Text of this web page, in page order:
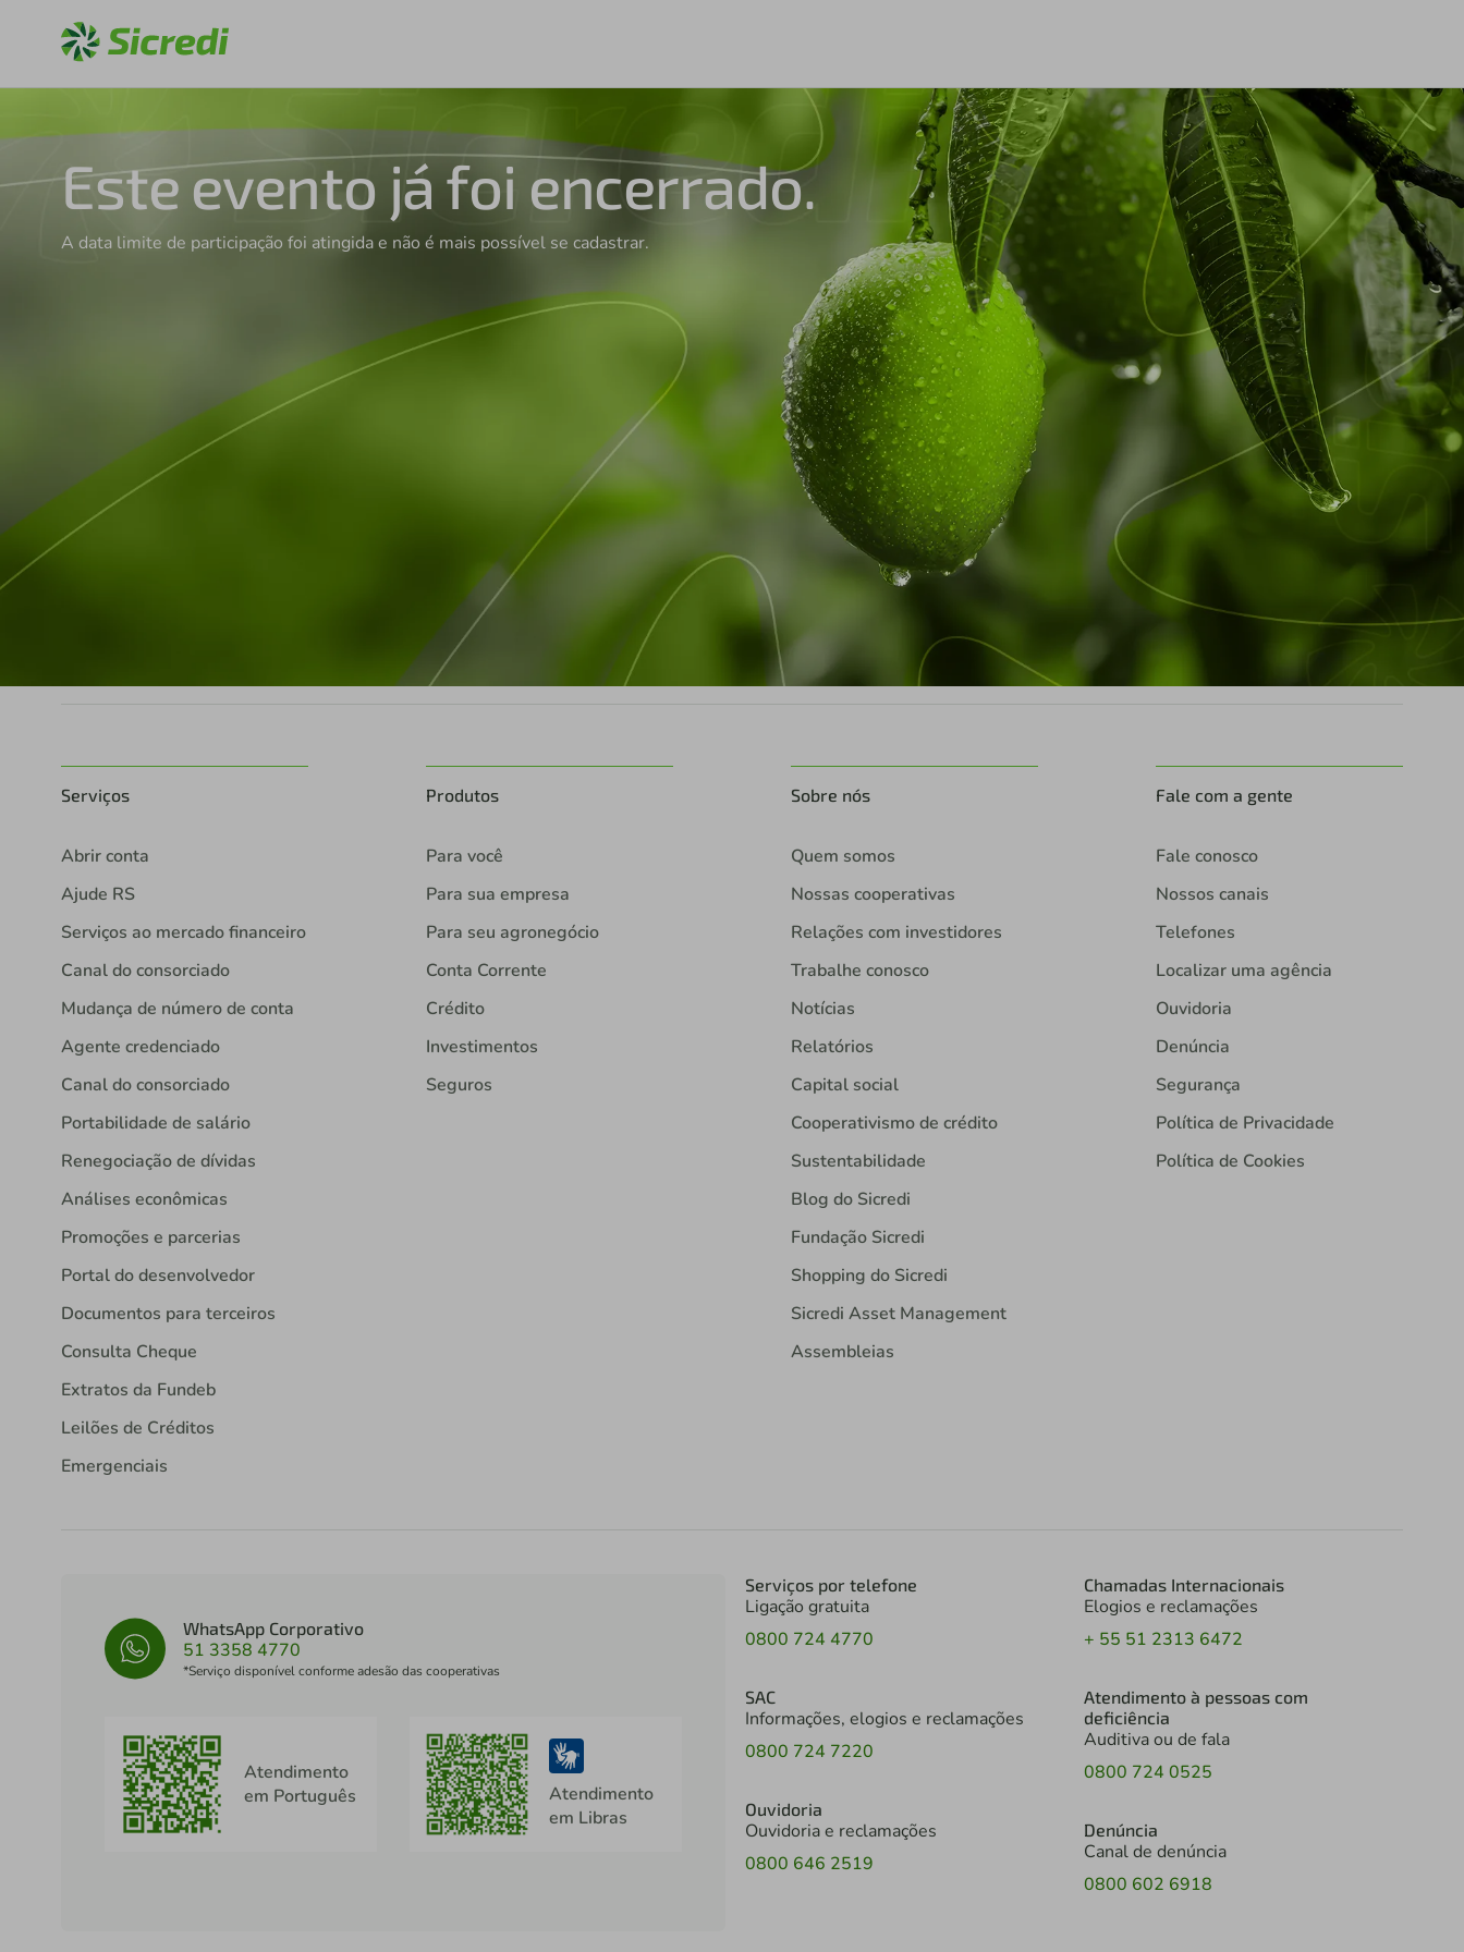
Este evento já foi encerrado.
A data limite de participação foi atingida e não é mais possível se cadastrar.
Serviços
Abrir conta
Ajude RS
Serviços ao mercado financeiro
Canal do consorciado
Mudança de número de conta
Agente credenciado
Canal do consorciado
Portabilidade de salário
Renegociação de dívidas
Análises econômicas
Promoções e parcerias
Portal do desenvolvedor
Documentos para terceiros
Consulta Cheque
Extratos da Fundeb
Leilões de Créditos
Emergenciais
Produtos
Para você
Para sua empresa
Para seu agronegócio
Conta Corrente
Crédito
Investimentos
Seguros
Sobre nós
Quem somos
Nossas cooperativas
Relações com investidores
Trabalhe conosco
Notícias
Relatórios
Capital social
Cooperativismo de crédito
Sustentabilidade
Blog do Sicredi
Fundação Sicredi
Shopping do Sicredi
Sicredi Asset Management
Assembleias
Fale com a gente
Fale conosco
Nossos canais
Telefones
Localizar uma agência
Ouvidoria
Denúncia
Segurança
Política de Privacidade
Política de Cookies
WhatsApp Corporativo
51 3358 4770
*Serviço disponível conforme adesão das cooperativas
Atendimento
em Português
Atendimento
em Libras
Serviços por telefone
Ligação gratuita
0800 724 4770
SAC
Informações, elogios e reclamações
0800 724 7220
Ouvidoria
Ouvidoria e reclamações
0800 646 2519
Chamadas Internacionais
Elogios e reclamações
+ 55 51 2313 6472
Atendimento à pessoas com
deficiência
Auditiva ou de fala
0800 724 0525
Denúncia
Canal de denúncia
0800 602 6918